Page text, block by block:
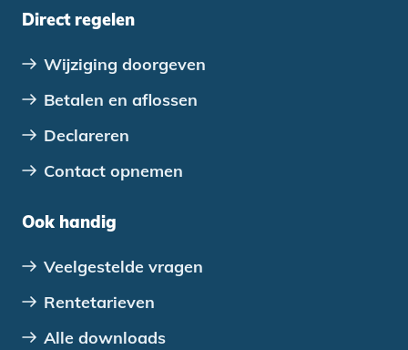
Direct regelen
Wijziging doorgeven
Betalen en aflossen
Declareren
Contact opnemen
Ook handig
Veelgestelde vragen
Rentetarieven
Alle downloads